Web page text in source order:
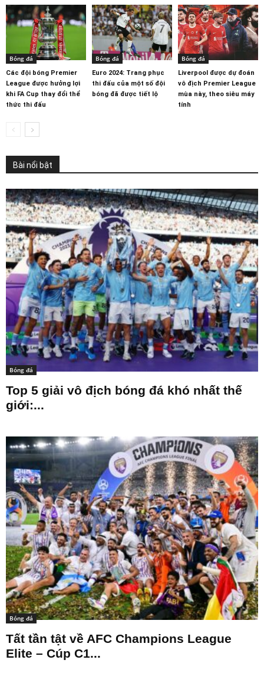
Bóng đá
Các đội bóng Premier
League được hưởng lợi
khi FA Cup thay đổi thể
thức thi đấu
Bóng đá
Euro 2024: Trang phục
thi đấu của một số đội
bóng đã được tiết lộ
Bóng đá
Liverpool được dự đoán
vô địch Premier League
mùa này, theo siêu máy
tính
Bài nổi bật
Bóng đá
Top 5 giải vô địch bóng đá khó nhất thế
giới:...
Bóng đá
Tất tần tật về AFC Champions League
Elite – Cúp C1...